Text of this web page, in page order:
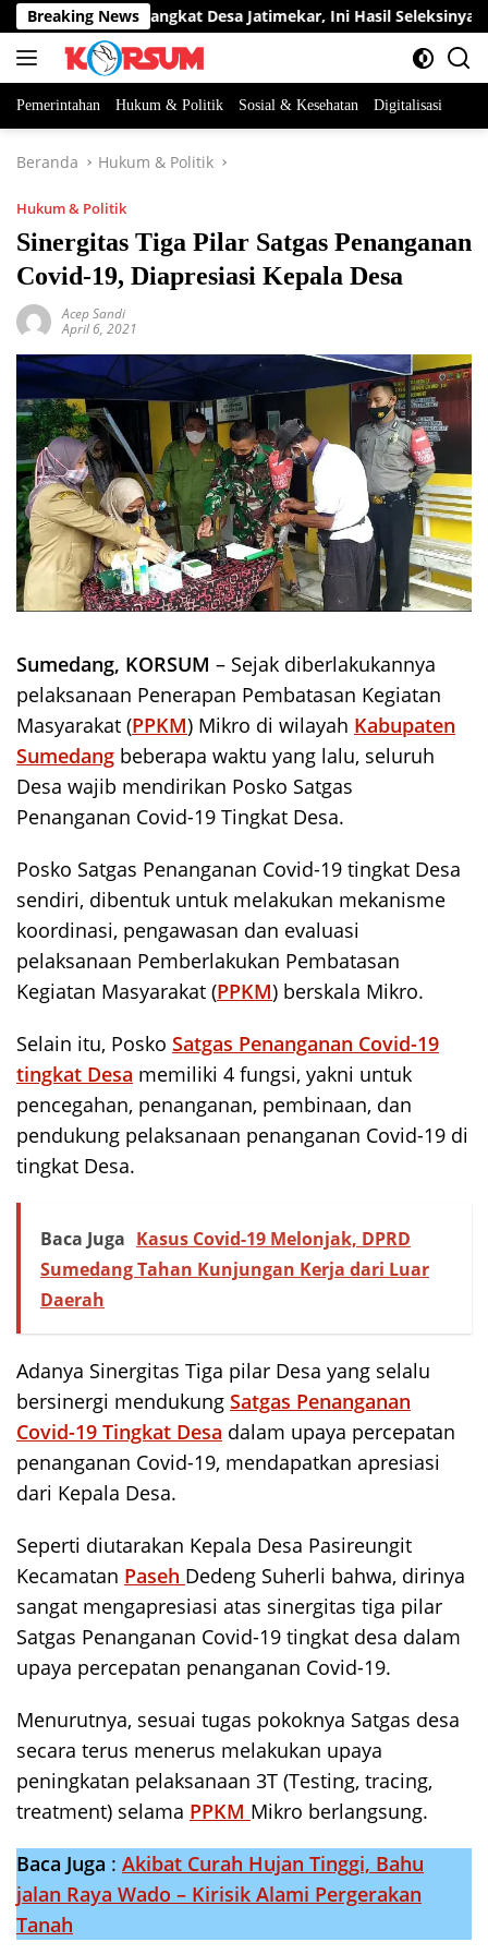
Langsung
ke
konten
Breaking News
Jabatan Perangkat Desa Jatimekar, Ini Hasil Seleksinya
Pemerintahan Hukum & Politik Sosial & Kesehatan Digitalisasi
Beranda Hukum & Politik
Hukum & Politik
Sinergitas Tiga Pilar Satgas Penanganan
Covid-19, Diapresiasi Kepala Desa
Acep Sandi
April 6, 2021
Sumedang, KORSUM – Sejak diberlakukannya
pelaksanaan Penerapan Pembatasan Kegiatan
Masyarakat (PPKM) Mikro di wilayah Kabupaten
Sumedang beberapa waktu yang lalu, seluruh
Desa wajib mendirikan Posko Satgas
Penanganan Covid-19 Tingkat Desa.
Posko Satgas Penanganan Covid-19 tingkat Desa
sendiri, dibentuk untuk melakukan mekanisme
koordinasi, pengawasan dan evaluasi
pelaksanaan Pemberlakukan Pembatasan
Kegiatan Masyarakat (PPKM) berskala Mikro.
Selain itu, Posko Satgas Penanganan Covid-19
tingkat Desa memiliki 4 fungsi, yakni untuk
pencegahan, penanganan, pembinaan, dan
pendukung pelaksanaan penanganan Covid-19 di
tingkat Desa.
Baca Juga Kasus Covid-19 Melonjak, DPRD
Sumedang Tahan Kunjungan Kerja dari Luar
Daerah
Adanya Sinergitas Tiga pilar Desa yang selalu
bersinergi mendukung Satgas Penanganan
Covid-19 Tingkat Desa dalam upaya percepatan
penanganan Covid-19, mendapatkan apresiasi
dari Kepala Desa.
Seperti diutarakan Kepala Desa Pasireungit
Kecamatan Paseh Dedeng Suherli bahwa, dirinya
sangat mengapresiasi atas sinergitas tiga pilar
Satgas Penanganan Covid-19 tingkat desa dalam
upaya percepatan penanganan Covid-19.
Menurutnya, sesuai tugas pokoknya Satgas desa
secara terus menerus melakukan upaya
peningkatan pelaksanaan 3T (Testing, tracing,
treatment) selama PPKM Mikro berlangsung.
Baca Juga : Akibat Curah Hujan Tinggi, Bahu
jalan Raya Wado – Kirisik Alami Pergerakan
Tanah